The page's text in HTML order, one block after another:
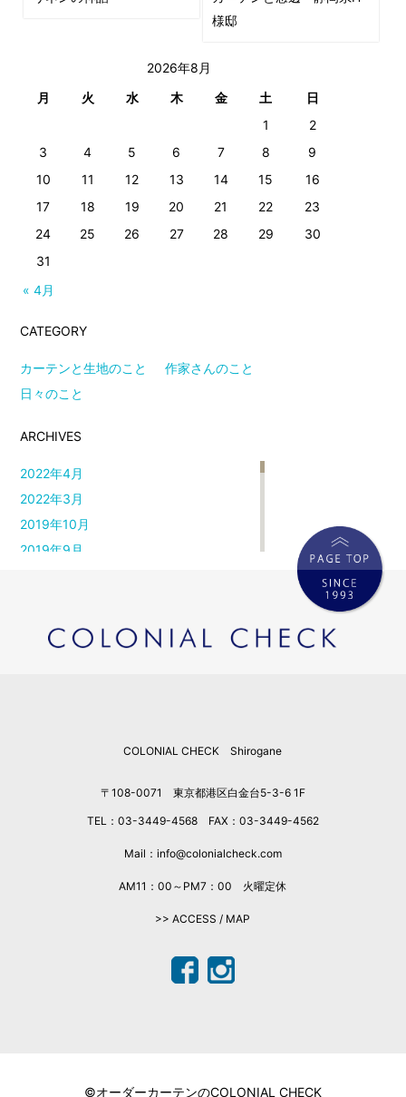
様邸
2026年8月
月
火 水 木 金 土 日
« 4月
1
2
3
4 5 6 7 8
9
10
11 12 13 14 15
16
17
18 19 20 21 22
23
24
25 26 27 28 29
30
31
CATEGORY
カーテンと生地のこと
作家さんのこと
日々のこと
ARCHIVES
2022年4月
2022年3月
2019年10月
2019年9月
2018年8月
2018年5月
COLONIAL CHECK Shirogane
〒108-0071 東京都港区白金台5-3-6 1F
TEL：03-3449-4568 FAX：03-3449-4562
Mail：info@colonialcheck.com
AM11：00～PM7：00 火曜定休
>> ACCESS / MAP
©オーダーカーテンのCOLONIAL CHECK